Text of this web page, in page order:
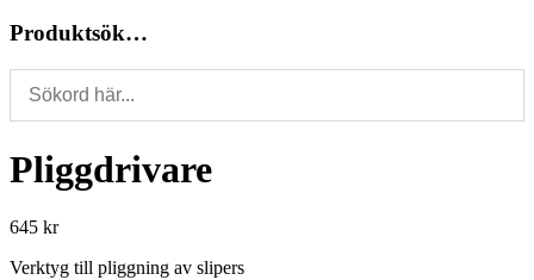
Produktsök…
Pliggdrivare
645 kr
Verktyg till pliggning av slipers